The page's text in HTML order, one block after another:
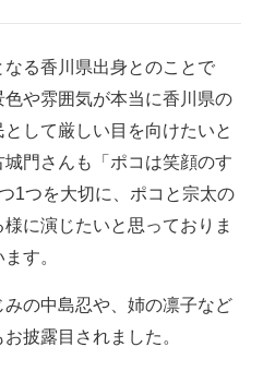
る香川県出身とのことで
色や雰囲気が本当に香川県の
して厳しい目を向けたいと
門さんも「ポコは笑顔のす
1つを大切に、ポコと宗太の
に演じたいと思っておりま
す。
の中島忍や、姉の凛子など
披露目されました。